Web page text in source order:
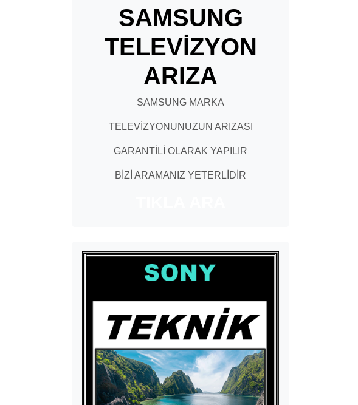
SAMSUNG
TELEVİZYON
ARIZA
SAMSUNG MARKA
TELEVİZYONUNUZUN ARIZASI
GARANTİLİ OLARAK YAPILIR
BİZİ ARAMANIZ YETERLİDİR